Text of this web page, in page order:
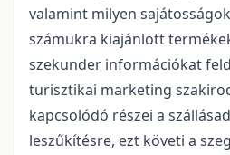
valamint milyen
számukra kiajánlott
szekunder információkat
turisztikai marketing
kapcsolódó részei a
leszűkítésre, ezt követi a